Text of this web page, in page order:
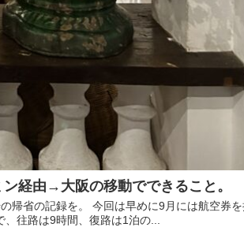
経由→大阪の移動でできること。
帰省の記録を。 今回は早めに9月には航空券を
往路は9時間、復路は1泊の...